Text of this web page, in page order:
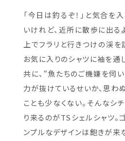
「今日は釣るぞ！」と気合を
いけれど、近所に散歩に出る
上でフラリと行きつけの渓を
お気に入りのシャツに袖を通
共に、“魚たちのご機嫌を伺
力が抜けているせいか、思わ
ことも少なくない。そんなシ
り来るのがTSシェルシャツ。
ンプルなデザインは飽きが来